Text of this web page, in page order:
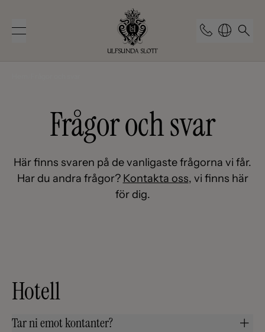
Frågor och svar
Här finns svaren på de vanligaste frågorna vi får.
Har du andra frågor? Kontakta oss, vi finns här
för dig.
Hotell
Tar ni emot kontanter?